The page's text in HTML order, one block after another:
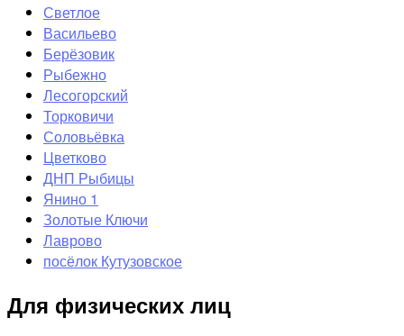
Светлое
Васильево
Берёзовик
Рыбежно
Лесогорский
Торковичи
Соловьёвка
Цветково
ДНП Рыбицы
Янино 1
Золотые Ключи
Лаврово
посёлок Кутузовское
Для физических лиц